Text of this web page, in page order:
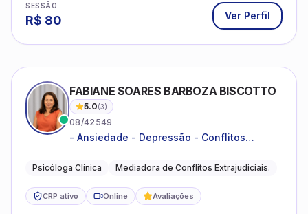
R$80 Ver Perfil
5.0(3)
08/42549
- Ansiedade - Depressão - Conflitos
conjugais - Conflitos familiares e
Desenvolvimento emocional
CRP ativo Online Avaliações